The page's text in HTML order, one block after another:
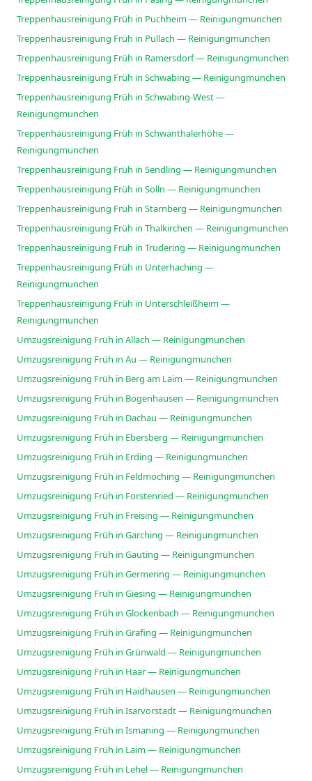
Treppenhausreinigung Früh in Puchheim — Reinigungmunchen
Treppenhausreinigung Früh in Pullach — Reinigungmunchen
Treppenhausreinigung Früh in Ramersdorf — Reinigungmunchen
Treppenhausreinigung Früh in Schwabing — Reinigungmunchen
Treppenhausreinigung Früh in Schwabing-West —
Reinigungmunchen
Treppenhausreinigung Früh in Schwanthalerhöhe —
Reinigungmunchen
Treppenhausreinigung Früh in Sendling — Reinigungmunchen
Treppenhausreinigung Früh in Solln — Reinigungmunchen
Treppenhausreinigung Früh in Starnberg — Reinigungmunchen
Treppenhausreinigung Früh in Thalkirchen — Reinigungmunchen
Treppenhausreinigung Früh in Trudering — Reinigungmunchen
Treppenhausreinigung Früh in Unterhaching —
Reinigungmunchen
Treppenhausreinigung Früh in Unterschleißheim —
Reinigungmunchen
Umzugsreinigung Früh in Allach — Reinigungmunchen
Umzugsreinigung Früh in Au — Reinigungmunchen
Umzugsreinigung Früh in Berg am Laim — Reinigungmunchen
Umzugsreinigung Früh in Bogenhausen — Reinigungmunchen
Umzugsreinigung Früh in Dachau — Reinigungmunchen
Umzugsreinigung Früh in Ebersberg — Reinigungmunchen
Umzugsreinigung Früh in Erding — Reinigungmunchen
Umzugsreinigung Früh in Feldmoching — Reinigungmunchen
Umzugsreinigung Früh in Forstenried — Reinigungmunchen
Umzugsreinigung Früh in Freising — Reinigungmunchen
Umzugsreinigung Früh in Garching — Reinigungmunchen
Umzugsreinigung Früh in Gauting — Reinigungmunchen
Umzugsreinigung Früh in Germering — Reinigungmunchen
Umzugsreinigung Früh in Giesing — Reinigungmunchen
Umzugsreinigung Früh in Glockenbach — Reinigungmunchen
Umzugsreinigung Früh in Grafing — Reinigungmunchen
Umzugsreinigung Früh in Grünwald — Reinigungmunchen
Umzugsreinigung Früh in Haar — Reinigungmunchen
Umzugsreinigung Früh in Haidhausen — Reinigungmunchen
Umzugsreinigung Früh in Isarvorstadt — Reinigungmunchen
Umzugsreinigung Früh in Ismaning — Reinigungmunchen
Umzugsreinigung Früh in Laim — Reinigungmunchen
Umzugsreinigung Früh in Lehel — Reinigungmunchen